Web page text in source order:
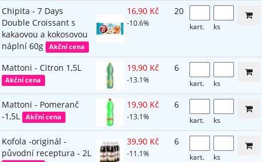
Chipita - 7 Days
Double Croissant s
kakaovou a kokosovou
náplní 60g
Akční cena
16,90 Kč
-10.6%
20
kart. ks
Mattoni - Citron 1,5L
Akční cena
19,90 Kč
-13.1%
6
kart. ks
Mattoni - Pomeranč
-1,5L
Akční cena
19,90 Kč
-13.1%
6
kart. ks
Kofola -originál -
původní receptura - 2L
39,90 Kč
-11.1%
6
kart. ks